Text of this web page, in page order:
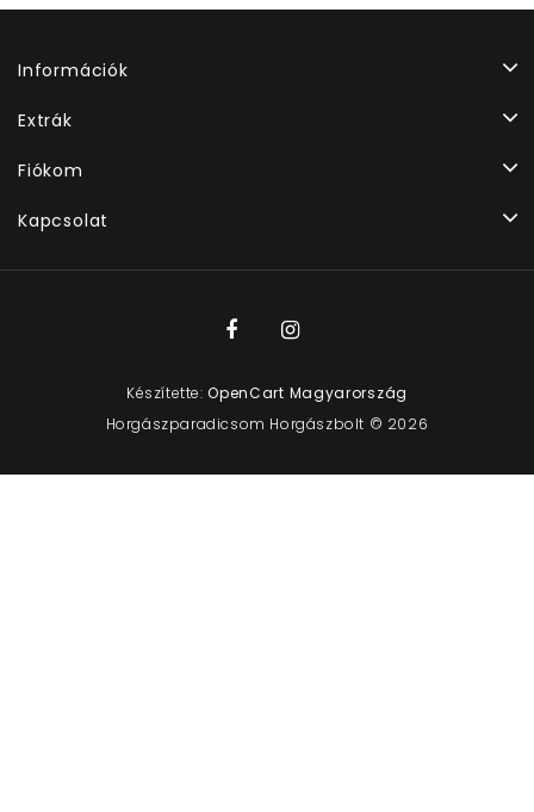
Információk
Extrák
Fiókom
Kapcsolat
Készítette:OpenCart Magyarország
Horgászparadicsom Horgászbolt © 2026